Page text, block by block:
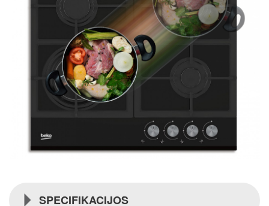
SPECIFIKACIJOS